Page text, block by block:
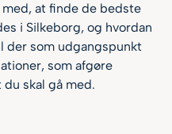
at finde de bedste
i Silkeborg, og hvordan
der som udgangspunkt
som afgøre
skal gå med.